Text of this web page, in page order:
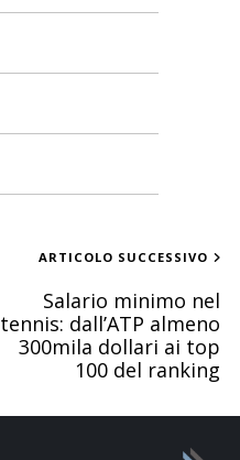
ARTICOLO SUCCESSIVO
Salario minimo nel
tennis: dall’ATP almeno
300mila dollari ai top
100 del ranking